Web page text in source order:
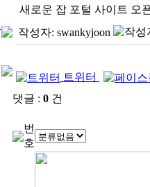
새로운 잡 포털 사이트 오
작성자: swankyjoon
트위터
댓글 : 0 건
번
호